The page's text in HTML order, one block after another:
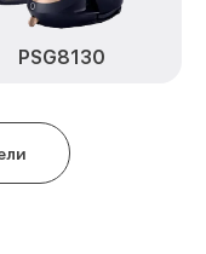
PSG8130